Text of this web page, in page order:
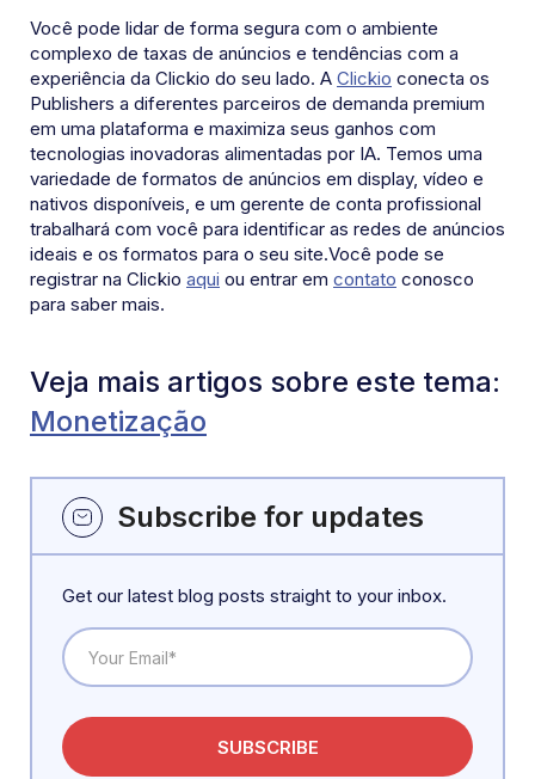
Você pode lidar de forma segura com o ambiente
complexo de taxas de anúncios e tendências com a
experiência da Clickio do seu lado. A Clickio conecta os
Publishers a diferentes parceiros de demanda premium
em uma plataforma e maximiza seus ganhos com
tecnologias inovadoras alimentadas por IA. Temos uma
variedade de formatos de anúncios em display, vídeo e
nativos disponíveis, e um gerente de conta profissional
trabalhará com você para identificar as redes de anúncios
ideais e os formatos para o seu site.Você pode se
registrar na Clickio aqui ou entrar em contato conosco
para saber mais.
Veja mais artigos sobre este tema:
Monetização
Subscribe for updates
Get our latest blog posts straight to your inbox.